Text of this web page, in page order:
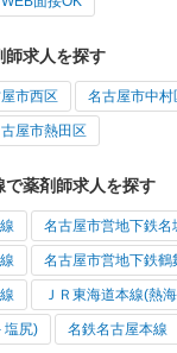
師求人を探す
市西区 名古屋市中村
屋市熱田区
で薬剤師求人を探す
名古屋市営地下鉄名
名古屋市営地下鉄鶴
ＪＲ東海道本線(熱
塩尻) 名鉄名古屋本線